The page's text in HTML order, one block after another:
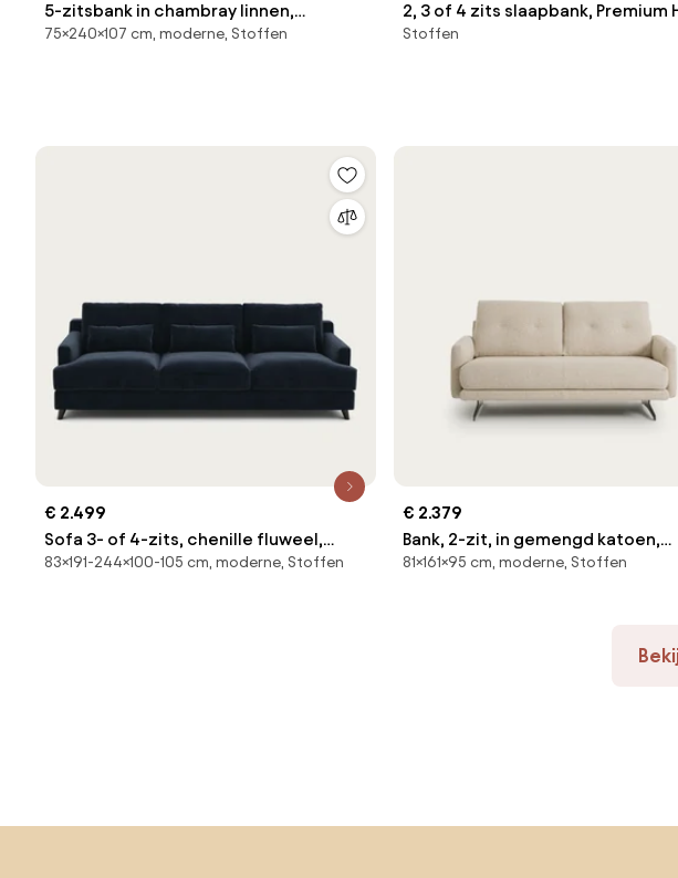
5-zitsbank in chambray linnen,
ontwerp Emmanuel Gallina, ROSEBURY
75×240×107 cm, moderne, Stoffen
2, 3 of 4 zits slaapbank, Premium
fijn ribfluweel, TIMOR
Stoffen
€ 2.499
Sofa 3- of 4-zits, chenille fluweel,
Alwine
83×191-244×100-105 cm, moderne, Stoffen
€ 2.379
Bank, 2-zit, in gemengd katoen,
Delicato
81×161×95 cm, moderne, Stoffen